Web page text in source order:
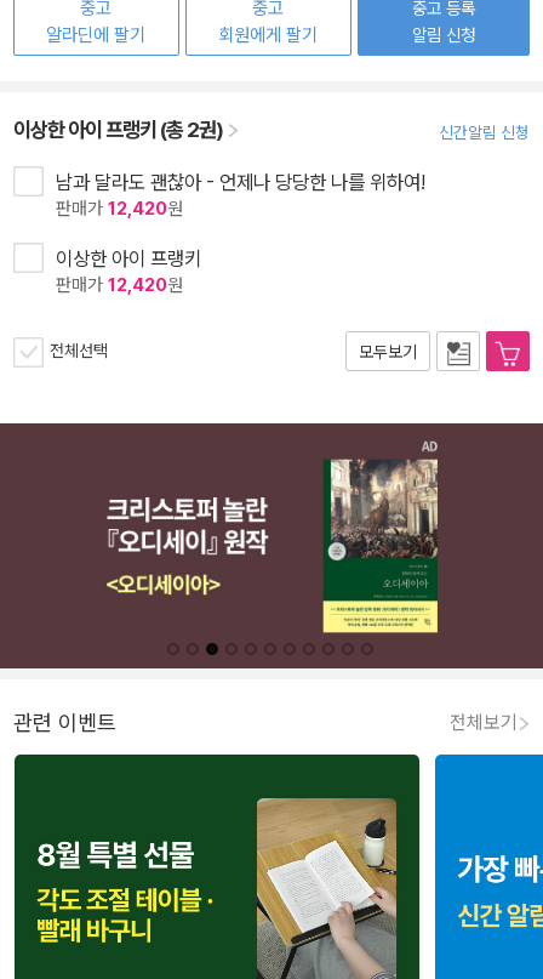
중고
알라딘에 팔기
중고
회원에게 팔기
중고 등록
알림 신청
이상한 아이 프랭키 (총 2권) 신간알림 신청
남과 달라도 괜찮아 - 언제나 당당한 나를 위하여!
판매가 12,420원
이상한 아이 프랭키
판매가 12,420원
전체선택 모두보기
관련 이벤트 전체보기